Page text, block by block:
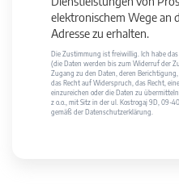
elektronischem Wege an
Adresse zu erhalten.
Die Zustimmung ist freiwillig. Ich habe
(die Daten werden bis zum Widerruf der
Zugang zu den Daten, deren
das Recht auf Widerspruch, das Recht,
einzureichen oder die Daten zu
z o.o., mit Sitz in der ul. Kostrogaj 9D, 09-
gemäß der Datenschutzerklärung.